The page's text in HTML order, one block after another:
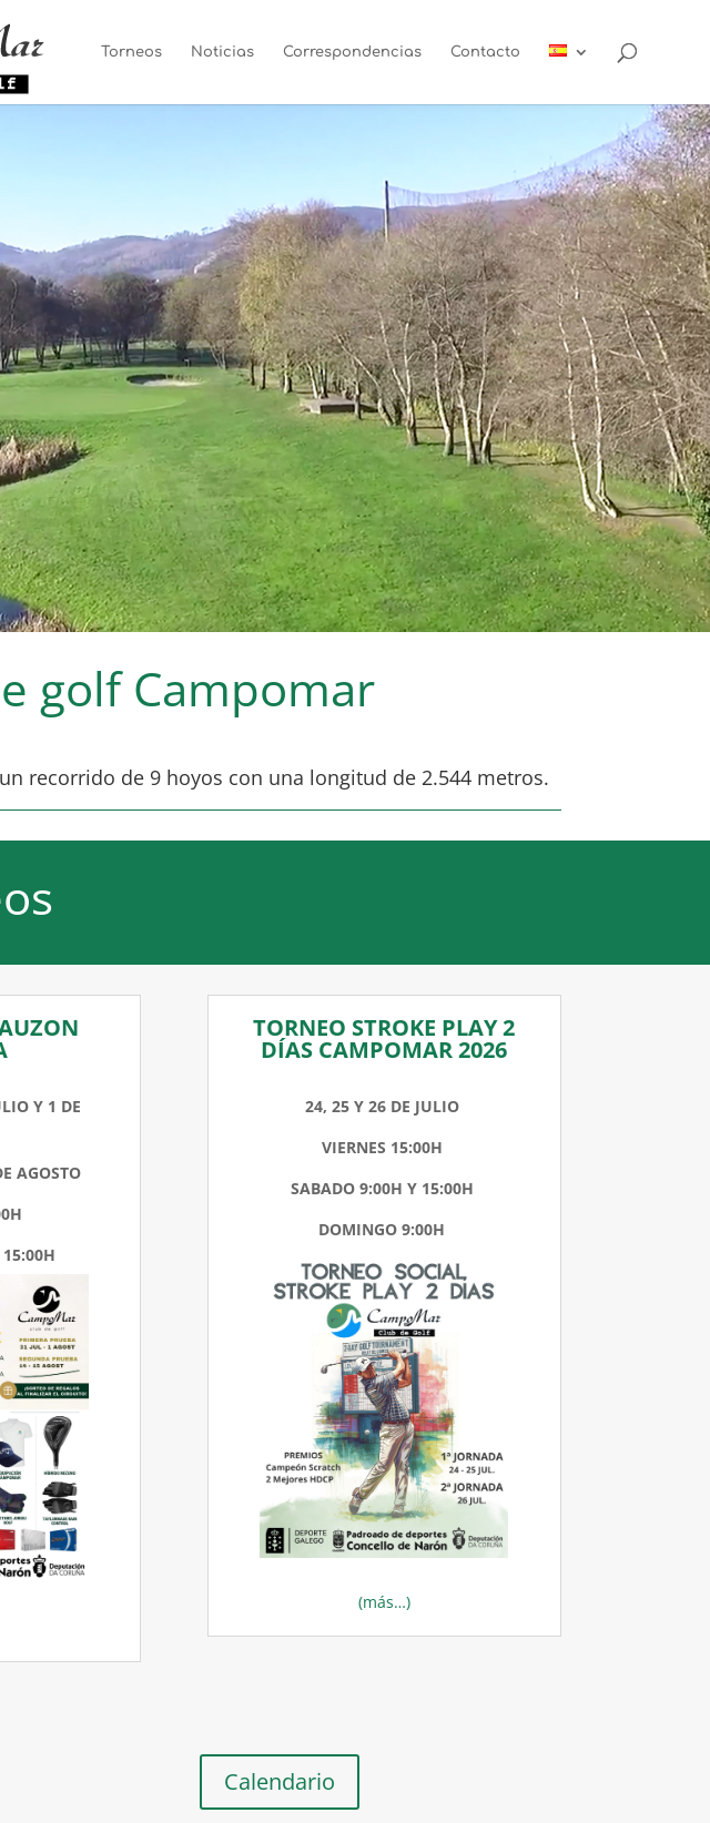
Torneos Noticias Correspondencias Contacto
golf Campomar
recorrido de 9 hoyos con una longitud de 2.544 metros.
Y 1 DE
AGOSTO
TORNEO STROKE PLAY 2
DÍAS CAMPOMAR 2026
24, 25 Y 26 DE JULIO
VIERNES 15:00H
SABADO 9:00H Y 15:00H
DOMINGO 9:00H
(más…)
Calendario